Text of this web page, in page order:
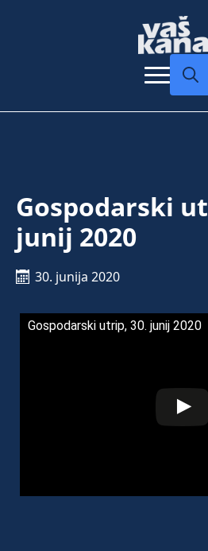
Gospodarski
junij 2020
30. junija 2020
Gospodarski utrip, 30. junij 2020